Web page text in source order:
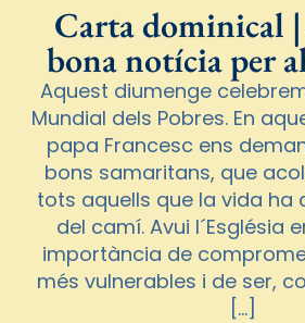
Carta dominical
bona notícia per
Aquest diumenge
Mundial dels Pobres. En
papa Francesc ens
bons samaritans, que
tots aquells que la vida ha
del camí. Avui l´Església
importància de
més vulnerables i de ser,
[…]